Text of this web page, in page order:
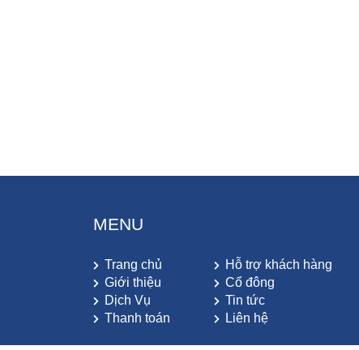
MENU
Trang chủ
Hỗ trợ khách hàng
Giới thiệu
Cổ đông
Dịch Vụ
Tin tức
Thanh toán
Liên hệ